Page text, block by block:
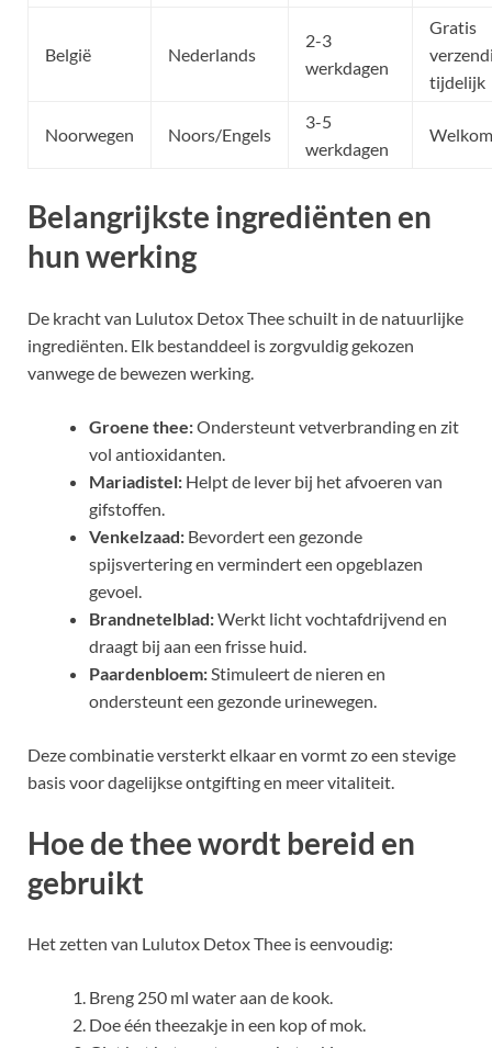
België Nederlands
2-3
werkdagen
Gratis
tijdelijk
Noorwegen Noors/Engels
3-5
werkdagen
Belangrijkste ingrediënten en
hun werking
De kracht van Lulutox Detox Thee schuilt in de natuurlijke
ingrediënten. Elk bestanddeel is zorgvuldig gekozen
vanwege de bewezen werking.
Groene thee:Ondersteunt vetverbranding en zit
vol antioxidanten.
Mariadistel: Helpt de lever bij het afvoeren van
gifstoffen.
Venkelzaad: Bevordert een gezonde
spijsvertering en vermindert een opgeblazen
gevoel.
Brandnetelblad:Werkt licht vochtafdrijvend en
draagt bij aan een frisse huid.
Paardenbloem: Stimuleert de nieren en
ondersteunt een gezonde urinewegen.
Deze combinatie versterkt elkaar en vormt zo een stevige
basis voor dagelijkse ontgifting en meer vitaliteit.
Hoe de thee wordt bereid en
gebruikt
Het zetten van Lulutox Detox Thee is eenvoudig:
Breng 250 ml water aan de kook.
Doe één theezakje in een kop of mok.